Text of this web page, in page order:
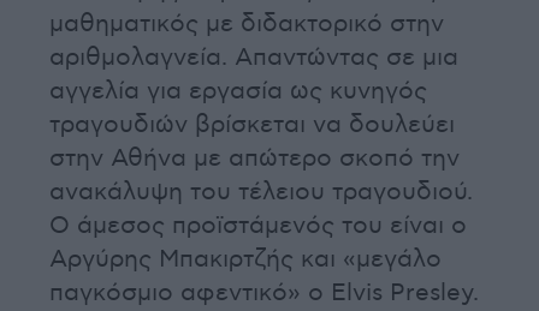
μαθηματικός με διδακτορικό στην
αριθμολαγνεία. Απαντώντας σε μια
αγγελία για εργασία ως κυνηγός
τραγουδιών βρίσκεται να δουλεύει
στην Αθήνα με απώτερο σκοπό την
ανακάλυψη του τέλειου τραγουδιού.
Ο άμεσος προϊστάμενός του είναι ο
Αργύρης Μπακιρτζής και «μεγάλο
παγκόσμιο αφεντικό» ο Elvis Presley.